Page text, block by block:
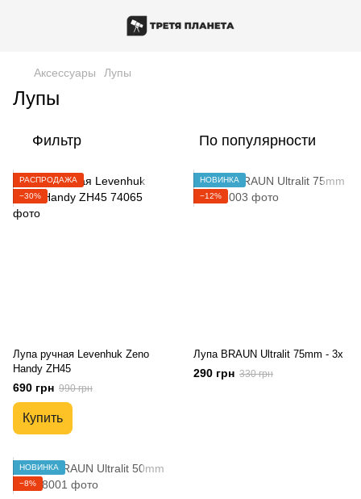
Аксессуары Лупы
Лупы
Фильтр По популярности
РАСПРОДАЖА
−30%
Лупа ручная Levenhuk Zeno
Handy ZH45
690 грн 990 грн
Купить
НОВИНКА
−12%
Лупа BRAUN Ultralit 75mm - 3x
290 грн 330 грн
НОВИНКА
−8%